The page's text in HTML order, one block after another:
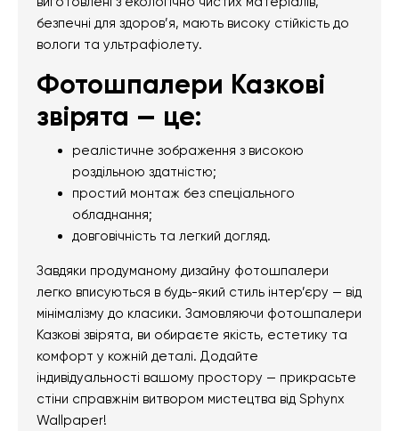
безпечні для здоров’я, мають високу стійкість до
вологи та ультрафіолету.
Фотошпалери Казкові
звірята — це:
реалістичне зображення з високою
роздільною здатністю;
простий монтаж без спеціального
обладнання;
довговічність та легкий догляд.
Завдяки продуманому дизайну фотошпалери
легко вписуються в будь-який стиль інтер’єру — від
мінімалізму до класики. Замовляючи фотошпалери
Казкові звірята, ви обираєте якість, естетику та
комфорт у кожній деталі. Додайте
індивідуальності вашому простору — прикрасьте
стіни справжнім витвором мистецтва від Sphynx
Wallpaper!